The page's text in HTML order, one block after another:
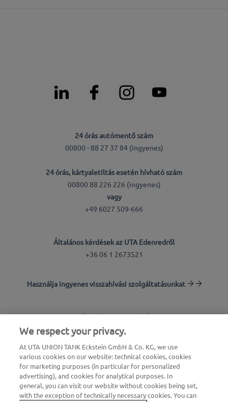
24 órás autómentő szám
00800 - 88 27 37 84 (ingyenes)
24 órás, kártyaletiltás esetén hívható szám
00800 88 226 226 (ingyenes)
vagy
+49 6027 509-666
Általános kérdések az UTA Edenredről
+36 06 1 2673521
Használja ingyenes visszahívási szolgáltatásunkat
Töltőállomás-kereső
Az UTA Edenredről
We respect your privacy.
At UTA UNION TANK Eckstein GmbH & Co. KG, we use
various cookies on our website: technical cookies, cookies
for marketing purposes (in particular for personalized
advertising), and cookies for analytical purposes. In
general, you can visit our website without cookies being set,
with the exception of technically necessary cookies. You can